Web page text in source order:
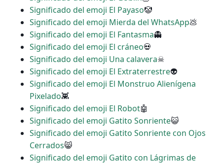
Significado del emoji El Payaso🤡
Significado del emoji Mierda del WhatsApp💩
Significado del emoji El Fantasma👻
Significado del emoji El cráneo💀
Significado del emoji Una calavera☠
Significado del emoji El Extraterrestre👽
Significado del emoji El Monstruo Alienígena
Pixelado👾
Significado del emoji El Robot🤖
Significado del emoji Gatito Sonriente😺
Significado del emoji Gatito Sonriente con Ojos
Cerrados😸
Significado del emoji Gatito con Lágrimas de